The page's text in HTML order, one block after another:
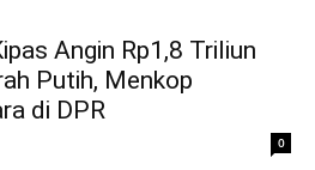
Angin Rp1,8 Triliun
Putih, Menkop
di DPR
0